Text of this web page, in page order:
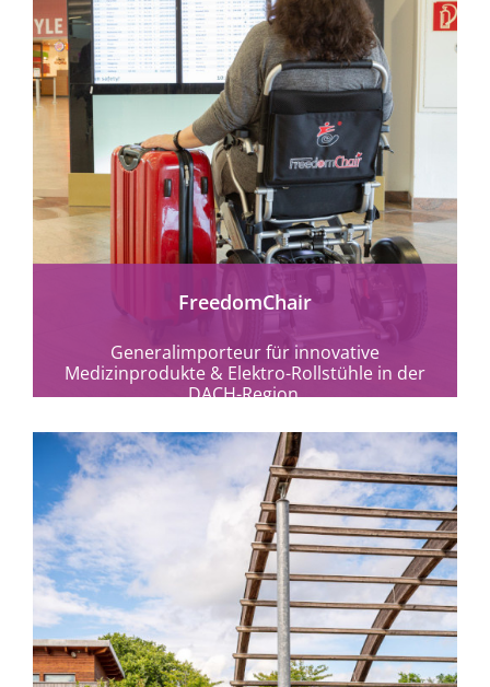
mehr erfahren
FreedomChair
Generalimporteur für innovative
Medizinprodukte & Elektro-Rollstühle in der
DACH-Region.